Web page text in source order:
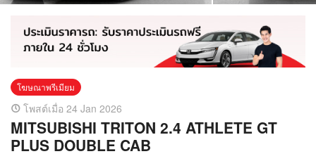
โฆษณาพรีเมียม
โพสต์เมื่อ 24 Jan 2026
MITSUBISHI TRITON 2.4 ATHLETE GT
PLUS DOUBLE CAB